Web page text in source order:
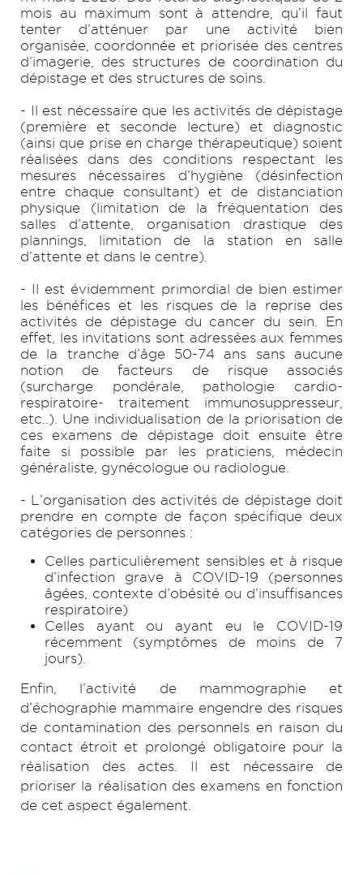
mois au maximum sont à attendre, qu’il faut
tenter d’atténuer par une activité bien
organisée, coordonnée et priorisée des centres
d’imagerie, des structures de coordination du
dépistage et des structures de soins.
- Il est nécessaire que les activités de dépistage
(première et seconde lecture) et diagnostic
(ainsi que prise en charge thérapeutique) soient
réalisées dans des conditions respectant les
mesures nécessaires d’hygiène (désinfection
entre chaque consultant) et de distanciation
physique (limitation de la fréquentation des
salles d’attente, organisation drastique des
plannings, limitation de la station en salle
d’attente et dans le centre).
- Il est évidemment primordial de bien estimer
les bénéfices et les risques de la reprise des
activités de dépistage du cancer du sein. En
effet, les invitations sont adressées aux femmes
de la tranche d’âge 50-74 ans sans aucune
notion de facteurs de risque associés
(surcharge pondérale, pathologie cardio-
respiratoire- traitement immunosuppresseur,
etc..). Une individualisation de la priorisation de
ces examens de dépistage doit ensuite être
faite si possible par les praticiens, médecin
généraliste, gynécologue ou radiologue.
- L’organisation des activités de dépistage doit
prendre en compte de façon spécifique deux
catégories de personnes :
Celles particulièrement sensibles et à risque
d’infection grave à COVID-19 (personnes
âgées, contexte d’obésité ou d’insuffisances
respiratoire)
Celles ayant ou ayant eu le COVID-19
récemment (symptômes de moins de 7
jours).
Enfin, l’activité de mammographie et
d’échographie mammaire engendre des risques
de contamination des personnels en raison du
contact étroit et prolongé obligatoire pour la
réalisation des actes. Il est nécessaire de
prioriser la réalisation des examens en fonction
de cet aspect également.